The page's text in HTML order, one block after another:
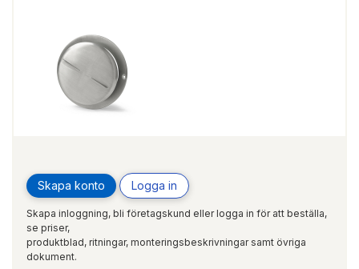
Skapa konto Logga in
Skapa inloggning, bli företagskund eller logga in för att beställa,
se priser,
produktblad, ritningar, monteringsbeskrivningar samt övriga
dokument.